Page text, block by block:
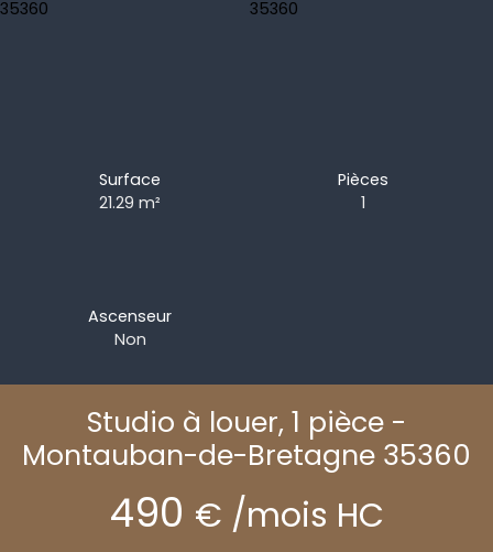
Surface
21.29m²
Pièces
1
Ascenseur
Non
Studio à louer, 1 pièce -
Montauban-de-Bretagne 35360
490 € /mois HC